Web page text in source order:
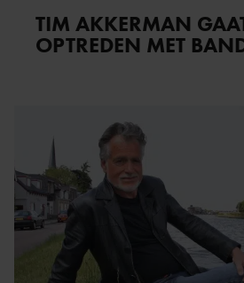
TIM AKKERMAN
OPTREDEN MET